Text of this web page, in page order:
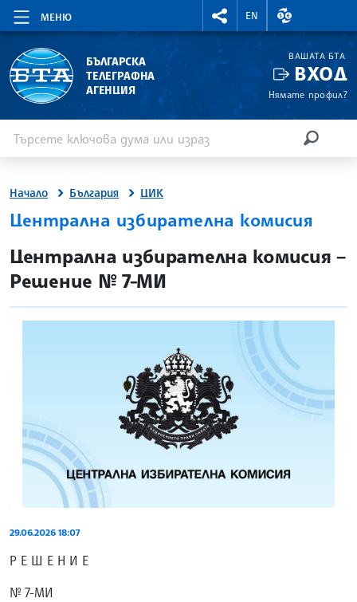
МЕНЮ
RIGHTMENU.SOCIAL
EN
ВАЛУТНИ
БЪЛГАРСКА
ТЕЛЕГРАФНА
АГЕНЦИЯ
ВАШАТА БТА
ВХОД
Нямате профил?
Начало България ЦИК
Централна избирателна комисия
site.bta
Централна избирателна комисия –
Решение № 7-МИ
29.06.2026 18:07
Р Е Ш Е Н И Е
№ 7-МИ